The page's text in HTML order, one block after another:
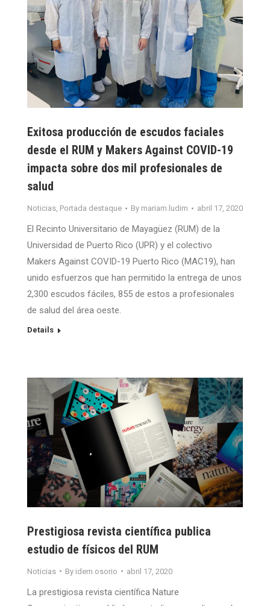
Exitosa producción de escudos faciales
desde el RUM y Makers Against COVID-19
impacta sobre dos mil profesionales de
salud
Noticias, Portada destaque By mariam.ludim abril 17, 2020
El Recinto Universitario de Mayagüez (RUM) de la
Universidad de Puerto Rico (UPR) y el colectivo
Makers Against COVID-19 Puerto Rico (MAC19), han
unido esfuerzos que han permitido la entrega de unos
2,300 escudos fáciles, 855 de estos a profesionales
de salud del área oeste.
Details
Prestigiosa revista científica publica
estudio de físicos del RUM
Noticias By idem.osorio abril 17, 2020
La prestigiosa revista científica Nature